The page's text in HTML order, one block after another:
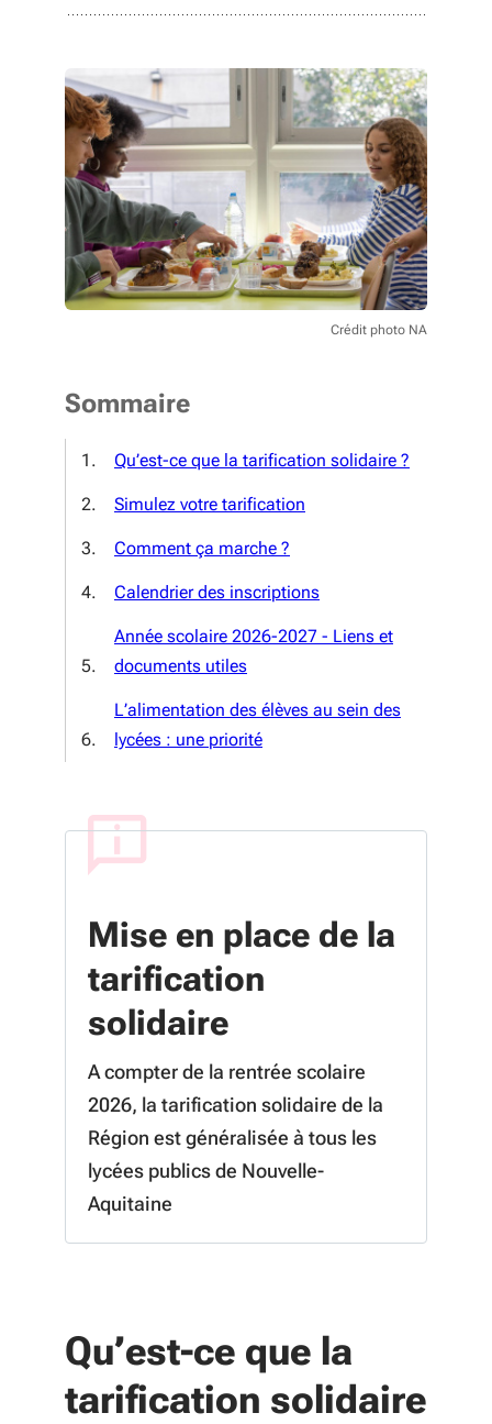
Crédit photo NA
Sommaire
Qu’est-ce que la tarification solidaire ?
Simulez votre tarification
Comment ça marche ?
Calendrier des inscriptions
Année scolaire 2026-2027 - Liens et
documents utiles
L’alimentation des élèves au sein des
lycées : une priorité
Mise en place de la
tarification
solidaire
A compter de la rentrée scolaire
2026, la tarification solidaire de la
Région est généralisée à tous les
lycées publics de Nouvelle-
Aquitaine
Qu’est-ce que la
tarification solidaire